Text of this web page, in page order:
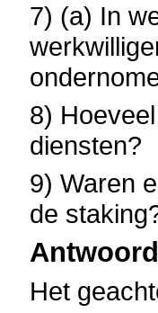
7) (a) In
8)
diensten?
9) Waren
de
Het